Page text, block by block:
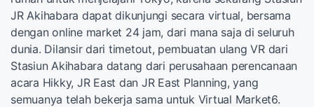
JR Akihabara dapat dikunjungi secara virtual, bersama
dengan online market 24 jam, dari mana saja di seluruh
dunia. Dilansir dari timetout, pembuatan ulang VR dari
Stasiun Akihabara datang dari perusahaan perencanaan
acara Hikky, JR East dan JR East Planning, yang
semuanya telah bekerja sama untuk Virtual Market6.